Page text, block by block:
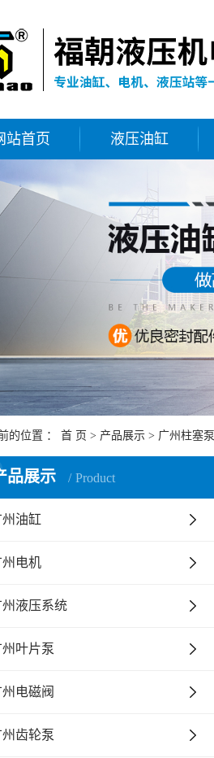
站首页 液压油缸
的位置 ： 首 页 > 产品展示 > 广州柱塞泵
品展示 Product
州油缸
州电机
州液压系统
州叶片泵
州电磁阀
州齿轮泵